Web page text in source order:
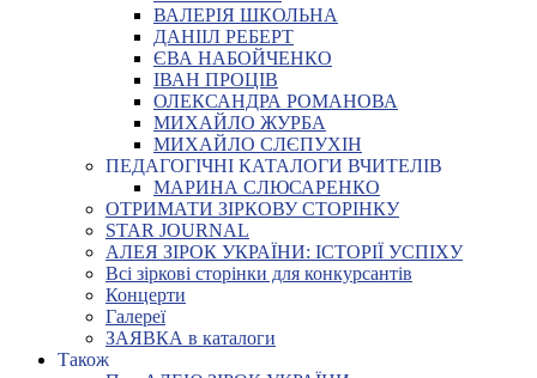
ВАЛЕРІЯ ШКОЛЬНА
ДАНІІЛ РЕБЕРТ
ЄВА НАБОЙЧЕНКО
ІВАН ПРОЦІВ
ОЛЕКСАНДРА РОМАНОВА
МИХАЙЛО ЖУРБА
МИХАЙЛО СЛЄПУХІН
ПЕДАГОГІЧНІ КАТАЛОГИ ВЧИТЕЛІВ
МАРИНА СЛЮСАРЕНКО
ОТРИМАТИ ЗІРКОВУ СТОРІНКУ
STAR JOURNAL
АЛЕЯ ЗІРОК УКРАЇНИ: ІСТОРІЇ УСПІХУ
Всі зіркові сторінки для конкурсантів
Концерти
Галереї
ЗАЯВКА в каталоги
Також